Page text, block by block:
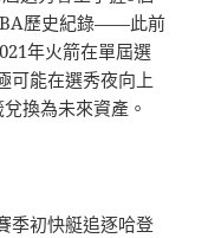
歷史紀錄——此前
年火箭在單屆選
可能在選秀夜向上
換為未來資產。
季初快艇追逐哈登